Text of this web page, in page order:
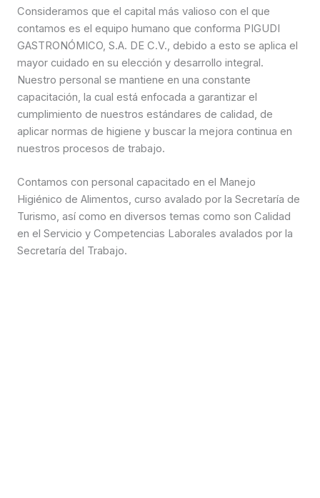
Consideramos que el capital más valioso con el que
contamos es el equipo humano que conforma PIGUDI
GASTRONÓMICO, S.A. DE C.V., debido a esto se aplica el
mayor cuidado en su elección y desarrollo integral.
Nuestro personal se mantiene en una constante
capacitación, la cual está enfocada a garantizar el
cumplimiento de nuestros estándares de calidad, de
aplicar normas de higiene y buscar la mejora continua en
nuestros procesos de trabajo.
Contamos con personal capacitado en el Manejo
Higiénico de Alimentos, curso avalado por la Secretaría de
Turismo, así como en diversos temas como son Calidad
en el Servicio y Competencias Laborales avalados por la
Secretaría del Trabajo.